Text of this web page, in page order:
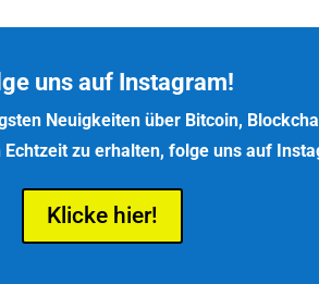
uns auf Instagram!
Neuigkeiten über Bitcoin,
zu erhalten, folge uns auf
Klicke hier!